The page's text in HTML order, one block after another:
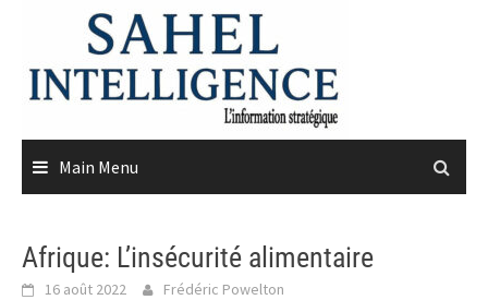
content
Main Menu
Afrique: L’insécurité alimentaire
16 août 2022 Frédéric Powelton